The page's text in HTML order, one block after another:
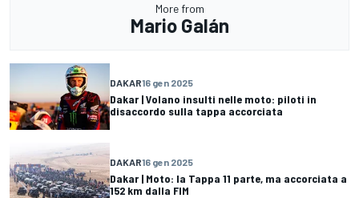
More from
Mario Galán
DAKAR16 gen 2025
Dakar | Volano insulti nelle moto: piloti in
disaccordo sulla tappa accorciata
DAKAR16 gen 2025
Dakar | Moto: la Tappa 11 parte, ma accorciata a
152 km dalla FIM